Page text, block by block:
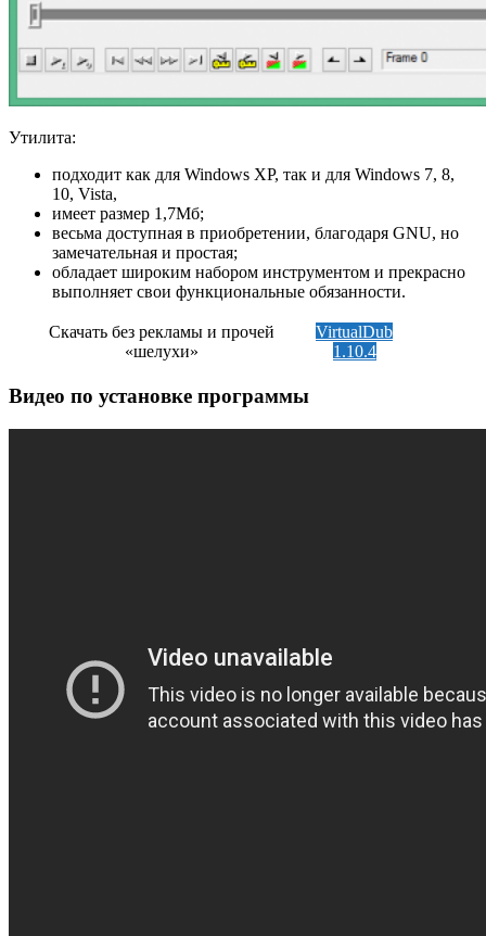
Утилита:
подходит как для Windows XP, так и для Windows 7, 8,
10, Vista,
имеет размер 1,7Мб;
весьма доступная в приобретении, благодаря GNU, но
замечательная и простая;
обладает широким набором инструментом и прекрасно
выполняет свои функциональные обязанности.
Скачать без рекламы и прочей
«шелухи»
VirtualDub
1.10.4
Видео по установке программы